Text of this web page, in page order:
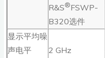
R&S®FSWP-
B320选件
显示平均噪
声电平
2 GHz